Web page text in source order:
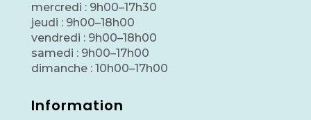
mercredi : 9h00–17h30
jeudi : 9h00–18h00
vendredi : 9h00–18h00
samedi : 9h00–17h00
dimanche : 10h00–17h00
Information